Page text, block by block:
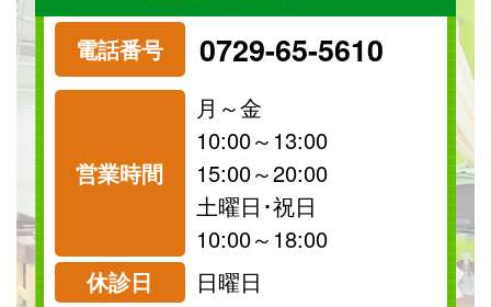
電話番号 ‭0729-65-5610‬
営業時間
月～金
10:00～13:00
15:00～20:00
土曜日･祝日
10:00～18:00
休診日
日曜日
祝日
診療可
保険
診療可